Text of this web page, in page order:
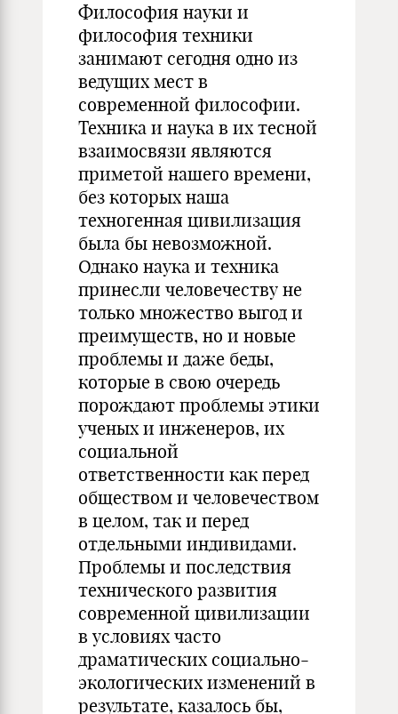
Философия науки и
философия техники
занимают се­годня одно из
ведущих мест в
современной философии.
Тех­ника и наука в их тесной
взаимосвязи являются
приметой нашего времени,
без которых наша
техногенная цивилиза­ция
была бы невозможной.
Однако наука и техника
прине­сли человечеству не
только множество выгод и
преимуществ, но и новые
проблемы и даже беды,
которые в свою очередь
порождают проблемы этики
ученых и инженеров, их
соци­альной
ответственности как перед
обществом и человечест­вом
в целом, так и перед
отдельными индивидами.
Проблемы и последствия
техничес­кого развития
современной цивилизации
в условиях часто
драматических социально-
экологических из­менений в
результате, казалось бы,